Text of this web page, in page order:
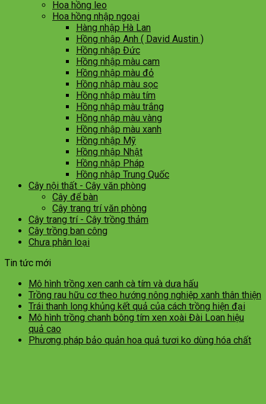
Hoa hồng leo
Hoa hồng nhập ngoại
Hàng nhập Hà Lan
Hồng nhập Anh ( David Austin )
Hồng nhập Đức
Hồng nhập màu cam
Hồng nhập màu đỏ
Hồng nhập màu sọc
Hồng nhập màu tím
Hồng nhập màu trắng
Hồng nhập màu vàng
Hồng nhập màu xanh
Hồng nhập Mỹ
Hồng nhập Nhật
Hồng nhập Pháp
Hồng nhập Trung Quốc
Cây nội thất - Cây văn phòng
Cây để bàn
Cây trang trí văn phòng
Cây trang trí - Cây trồng thảm
Cây trồng ban công
Chưa phân loại
Tin tức mới
Mô hình trồng xen canh cà tím và dưa hấu
Trồng rau hữu cơ theo hướng nông nghiệp xanh thân thiện
Trái thanh long khủng kết quả của cách trồng hiện đại
Mô hình trồng chanh bông tím xen xoài Đài Loan hiệu
quả cao
Phương pháp bảo quản hoa quả tươi ko dùng hóa chất